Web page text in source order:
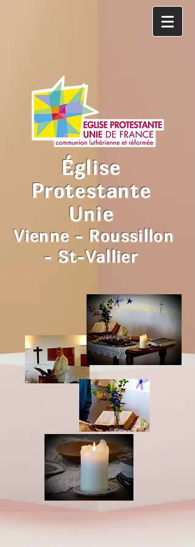
Église
Protestante
Unie
Vienne - Roussillon
- St-Vallier